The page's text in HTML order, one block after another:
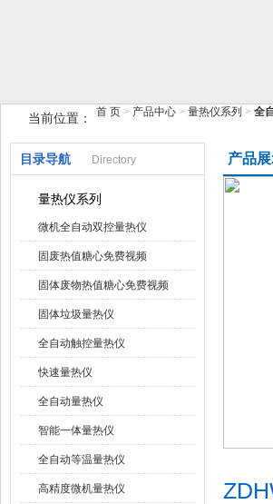
鹤壁市糖心VIOG破解版仪器仪表有限公司
当前位置： 首 页 > 产品中心 > 量热仪系列 > 全
目录导航 Directory
量热仪系列
微机全自动双控量热仪
固废热值糖心免费视频
固体废物热值糖心免费视频
固体垃圾量热仪
全自动触控量热仪
快速量热仪
全自动量热仪
智能一体量热仪
全自动等温量热仪
高精度微机量热仪
产品